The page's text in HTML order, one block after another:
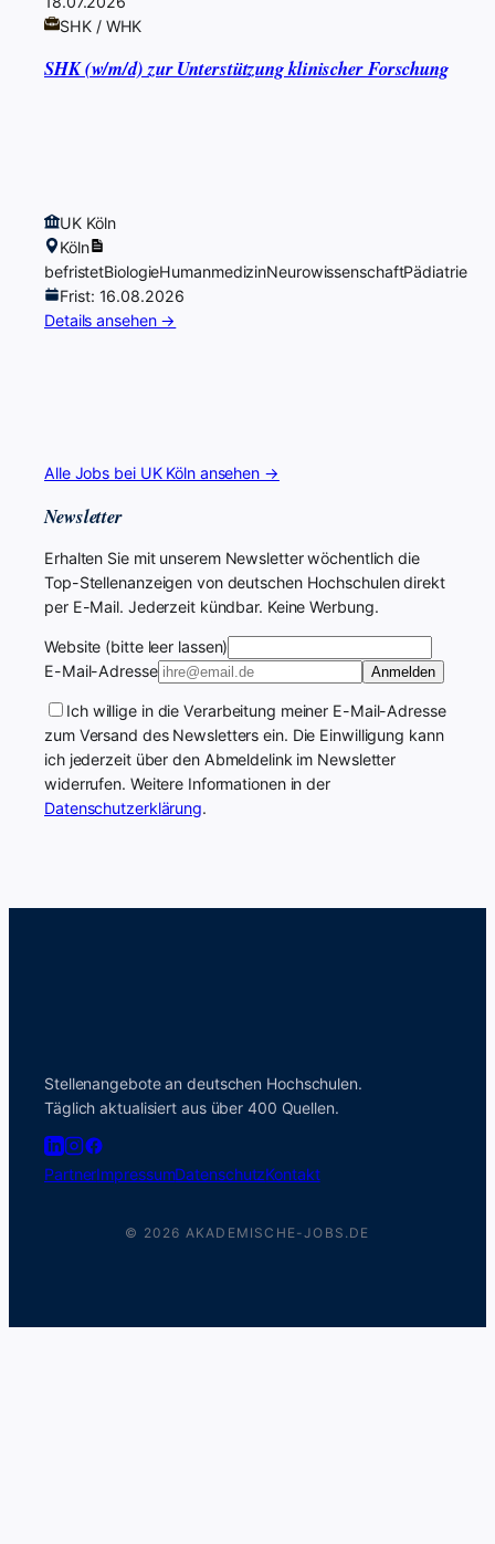
SHK / WHK
SHK (w/m/d) zur Unterstützung klinischer Forschung
UK Köln
Köln
befristetBiologieHumanmedizinNeurowissenschaftPädiatrie
Frist: 16.08.2026
Details ansehen →
Alle Jobs bei UK Köln ansehen →
Newsletter
Erhalten Sie mit unserem Newsletter wöchentlich die
Top-Stellenanzeigen von deutschen Hochschulen direkt
per E-Mail. Jederzeit kündbar. Keine Werbung.
Website (bitte leer lassen)
E-Mail-Adresse
Anmelden
Ich willige in die Verarbeitung meiner E-Mail-Adresse
zum Versand des Newsletters ein. Die Einwilligung kann
ich jederzeit über den Abmeldelink im Newsletter
widerrufen. Weitere Informationen in der
Datenschutzerklärung.
Stellenangebote an deutschen Hochschulen.
Täglich aktualisiert aus über 400 Quellen.
PartnerImpressumDatenschutzKontakt
© 2026 AKADEMISCHE-JOBS.DE